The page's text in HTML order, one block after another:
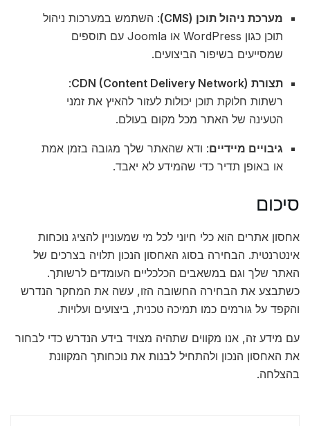
מערכת ניהול תוכן (CMS)
: השתמש במערכות ניהול
תוכן כגון WordPress או Joomla עם תוספים
שמסייעים בשיפור הביצועים.
תצורת CDN (Content Delivery Network)
:
רשתות חלוקת תוכן יכולות לעזור להאיץ את זמני
הטעינה של האתר מכל מקום בעולם.
גיבויים מיידיים: ודא שהאתר שלך מגובה בזמן אמת
או באופן תדיר כדי שהמידע לא יאבד.
סיכום
אחסון אתרים הוא כלי חיוני לכל מי שמעוניין להציג נוכחות
אינטרנטית. הבחירה בסוג האחסון הנכון תלויה בצרכים של
האתר שלך וגם במשאבים הכלכליים העומדים לרשותך.
כשתבצע את הבחירה החשובה הזו, עשה את המחקר הנדרש
והקפד על גורמים כמו תמיכה טכנית, ביצועים ועלויות.
עם מידע זה, אנו מקווים שתהיה מצויד בידע הנדרש כדי לבחור
את האחסון הנכון ולהתחיל לבנות את נוכחותך המקוונת
בהצלחה.